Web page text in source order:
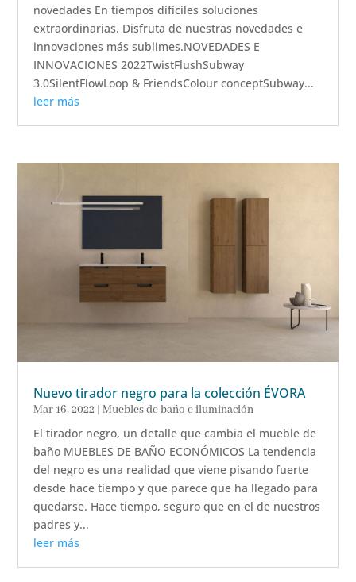
novedades En tiempos difíciles soluciones
extraordinarias. Disfruta de nuestras novedades e
innovaciones más sublimes.NOVEDADES E
INNOVACIONES 2022TwistFlushSubway
3.0SilentFlowLoop & FriendsColour conceptSubway...
leer más
Nuevo tirador negro para la colección ÉVORA
Mar 16, 2022 |Muebles de baño e iluminación
El tirador negro, un detalle que cambia el mueble de
baño MUEBLES DE BAÑO ECONÓMICOS La tendencia
del negro es una realidad que viene pisando fuerte
desde hace tiempo y que parece que ha llegado para
quedarse. Hace tiempo, seguro que en el de nuestros
padres y...
leer más